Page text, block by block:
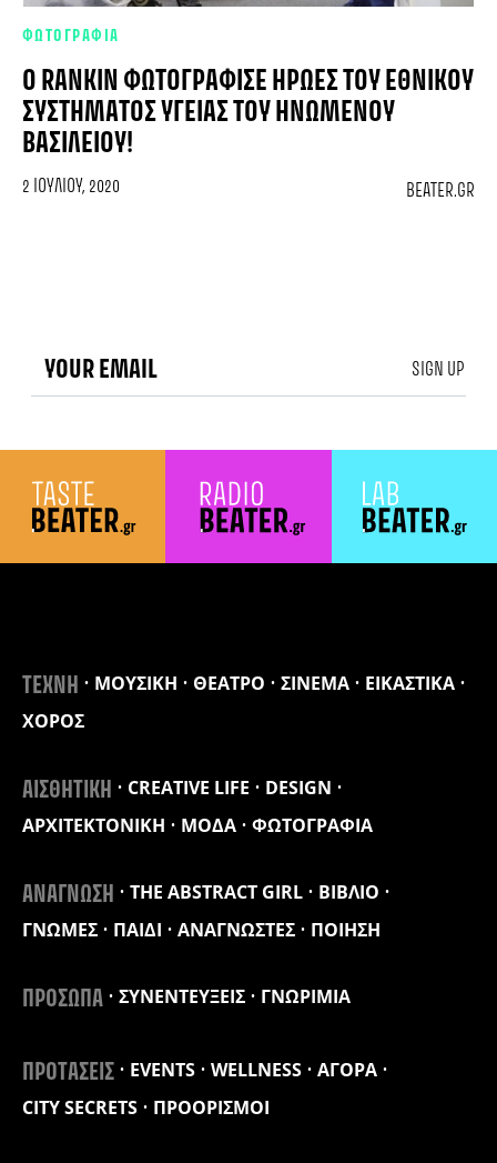
ΦΩΤΟΓΡΑΦΙΑ
Ο RANKIN ΦΩΤΟΓΡΆΦΙΣΕ ΉΡΩΕΣ ΤΟΥ ΕΘΝΙΚΟΎ
ΣΥΣΤΉΜΑΤΟΣ ΥΓΕΊΑΣ ΤΟΥ ΗΝΩΜΈΝΟΥ
ΒΑΣΙΛΕΊΟΥ!
2 ΙΟΥΛΊΟΥ, 2020 BEATER.GR
ΤΕΧΝΗ ΜΟΥΣΙΚΗ ΘΕΑΤΡΟ ΣΙΝΕΜΑ
ΕΙΚΑΣΤΙΚΑ
ΧΟΡΟΣ
ΑΙΣΘΗΤΙΚΗ CREATIVE LIFE
DESIGN
ΑΡΧΙΤΕΚΤΟΝΙΚΗ
ΜΟΔΑ ΦΩΤΟΓΡΑΦΙΑ
ΑΝΑΓΝΩΣΗ THE ABSTRACT GIRL
ΒΙΒΛΙΟ
ΓΝΩΜΕΣ
ΠΑΙΔΙ ΑΝΑΓΝΩΣΤΕΣ ΠΟΙΗΣΗ
ΠΡΟΣΩΠΑ ΣΥΝΕΝΤΕΥΞΕΙΣ ΓΝΩΡΙΜΙΑ
ΠΡΟΤΑΣΕΙΣ EVENTS WELLNESS
ΑΓΟΡΑ
CITY SECRETS
ΠΡΟΟΡΙΣΜΟΙ
SIGN UP